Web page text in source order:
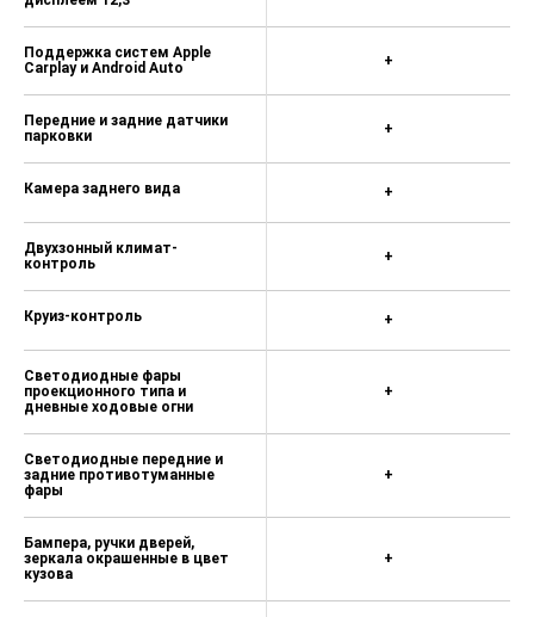
Поддержка систем Apple
Carplay и Android Auto
Передние и задние датчики
парковки
Камера заднего вида
Двухзонный климат-
контроль
Круиз-контроль
Светодиодные фары
проекционного типа и
дневные ходовые огни
Светодиодные передние и
задние противотуманные
фары
Бампера, ручки дверей,
зеркала окрашенные в цвет
кузова
+
+
+
+
+
+
+
+